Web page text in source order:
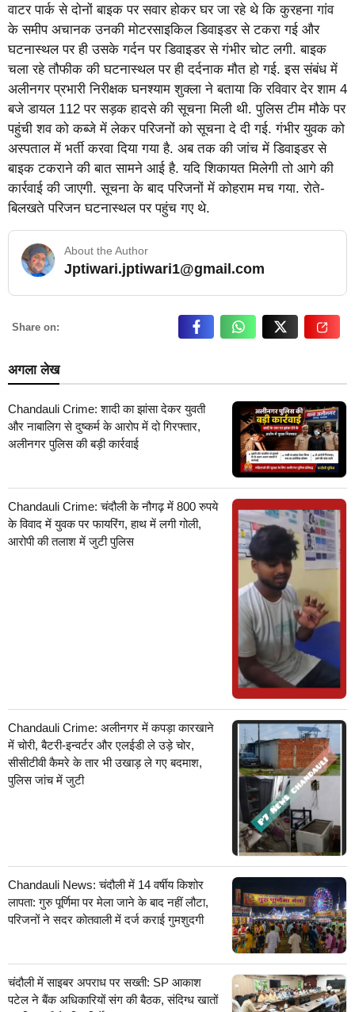
वाटर पार्क से दोनों बाइक पर सवार होकर घर जा रहे थे कि कुरहना गांव
के समीप अचानक उनकी मोटरसाइकिल डिवाइडर से टकरा गई और
घटनास्थल पर ही उसके गर्दन पर डिवाइडर से गंभीर चोट लगी. बाइक
चला रहे तौफीक की घटनास्थल पर ही दर्दनाक मौत हो गई. इस संबंध में
अलीनगर प्रभारी निरीक्षक घनश्याम शुक्ला ने बताया कि रविवार देर शाम 4
बजे डायल 112 पर सड़क हादसे की सूचना मिली थी. पुलिस टीम मौके पर
पहुंची शव को कब्जे में लेकर परिजनों को सूचना दे दी गई. गंभीर युवक को
अस्पताल में भर्ती करवा दिया गया है. अब तक की जांच में डिवाइडर से
बाइक टकराने की बात सामने आई है. यदि शिकायत मिलेगी तो आगे की
कार्रवाई की जाएगी. सूचना के बाद परिजनों में कोहराम मच गया. रोते-
बिलखते परिजन घटनास्थल पर पहुंच गए थे.
About the Author
Jptiwari.jptiwari1@gmail.com… Read More
Share on:
अगला लेख
Chandauli Crime: शादी का झांसा देकर युवती
और नाबालिग से दुष्कर्म के आरोप में दो गिरफ्तार,
अलीनगर पुलिस की बड़ी कार्रवाई
Chandauli Crime: चंदौली के नौगढ़ में 800 रुपये
के विवाद में युवक पर फायरिंग, हाथ में लगी गोली,
आरोपी की तलाश में जुटी पुलिस
Chandauli Crime: अलीनगर में कपड़ा कारखाने
में चोरी, बैटरी-इन्वर्टर और एलईडी ले उड़े चोर,
सीसीटीवी कैमरे के तार भी उखाड़ ले गए बदमाश,
पुलिस जांच में जुटी
Chandauli News: चंदौली में 14 वर्षीय किशोर
लापता: गुरु पूर्णिमा पर मेला जाने के बाद नहीं लौटा,
परिजनों ने सदर कोतवाली में दर्ज कराई गुमशुदगी
चंदौली में साइबर अपराध पर सख्ती: SP आकाश
पटेल ने बैंक अधिकारियों संग की बैठक, संदिग्ध खातों